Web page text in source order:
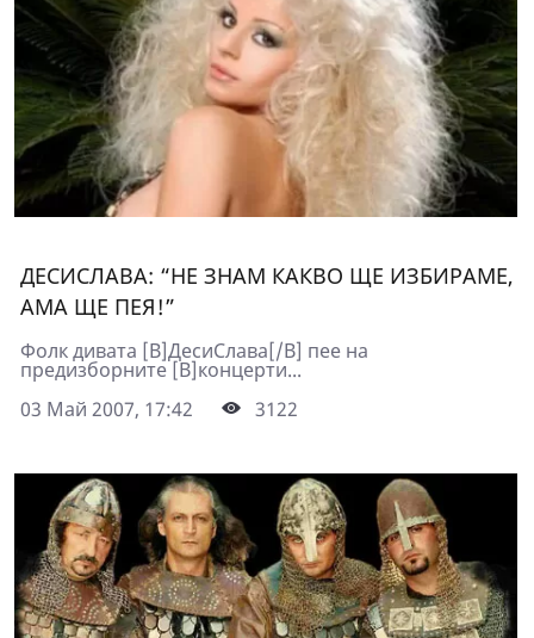
ДЕСИСЛАВА: “НЕ ЗНАМ КАКВО ЩЕ ИЗБИРАМЕ,
АМА ЩЕ ПЕЯ!”
Фолк дивата [B]ДесиСлава[/B] пее на
предизборните [B]концерти...
03 Май 2007, 17:42
3122